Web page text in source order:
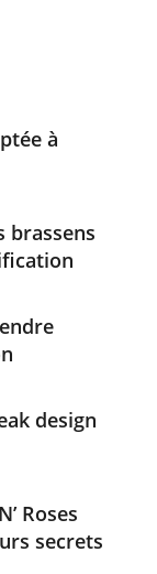
à
brassens
design
Roses
secrets